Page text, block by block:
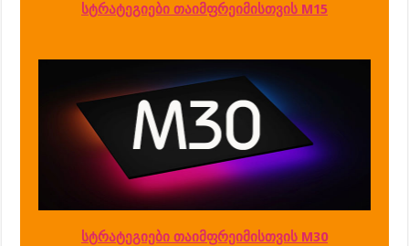
სტრატეგიები თაიმფრეიმისთვის M15
სტრატეგიები თაიმფრეიმისთვის M30